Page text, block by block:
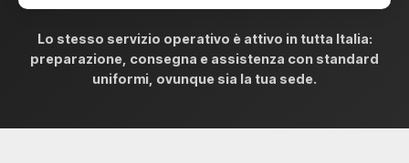
Lo stesso servizio operativo è attivo in tutta Italia:
preparazione, consegna e assistenza con standard
uniformi, ovunque sia la tua sede.